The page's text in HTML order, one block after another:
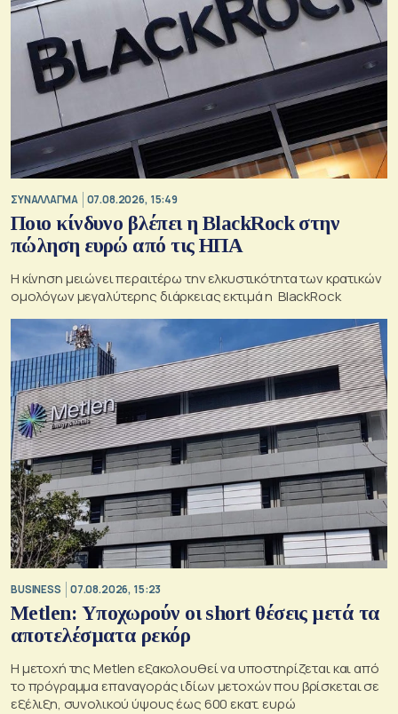
ΣΥΝΑΛΛΑΓΜΑ 07.08.2026, 15:49
Ποιο κίνδυνο βλέπει η BlackRock στην
πώληση ευρώ από τις ΗΠΑ
Η κίνηση μειώνει περαιτέρω την ελκυστικότητα των κρατικών
ομολόγων μεγαλύτερης διάρκειας εκτιμά η BlackRock
BUSINESS 07.08.2026, 15:23
Metlen: Υποχωρούν οι short θέσεις μετά τα
αποτελέσματα ρεκόρ
Η μετοχή της Metlen εξακολουθεί να υποστηρίζεται και από
το πρόγραμμα επαναγοράς ιδίων μετοχών που βρίσκεται σε
εξέλιξη, συνολικού ύψους έως 600 εκατ. ευρώ